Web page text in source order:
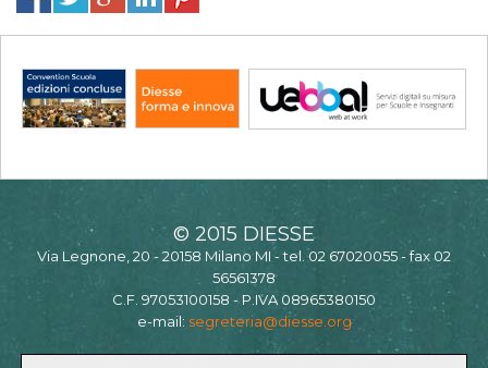
© 2015 DIESSE
Via Legnone, 20 - 20158 Milano MI - tel. 02 67020055 - fax 02
56561378
C.F. 97053100158 - P.IVA 08965380150
e-mail: segreteria@diesse.org